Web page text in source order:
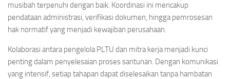
musibah terpenuhi dengan baik. Koordinasi ini mencakup
pendataan administrasi, verifikasi dokumen, hingga pemrosesan
hak normatif yang menjadi kewajiban perusahaan.
Kolaborasi antara pengelola PLTU dan mitra kerja menjadi kunci
penting dalam penyelesaian proses santunan. Dengan komunikasi
yang intensif, setiap tahapan dapat diselesaikan tanpa hambatan